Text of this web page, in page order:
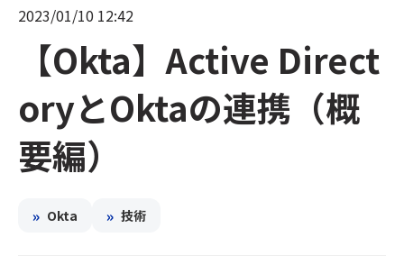
2023/01/10 12:42
【Okta】Active Direct
oryとOktaの連携（概
要編）
» Okta » 技術